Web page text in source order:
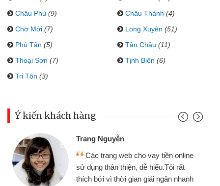
Châu Phú (9) Châu Thành (4)
Chợ Mới (7) Long Xuyên (51)
Phú Tân (5) Tân Châu (11)
Thoại Sơn (7) Tịnh Biên (6)
Tri Tôn (3)
Ý kiến khách hàng
Trang Nguyễn
Các trang web cho vay tiền online
sử dụng thân thiện, dễ hiểu.Tôi rất
thích bởi vì thời gian giải ngân nhanh